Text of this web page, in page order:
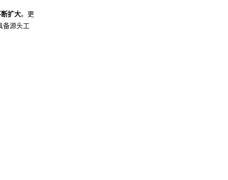
扩大。更
备源头工